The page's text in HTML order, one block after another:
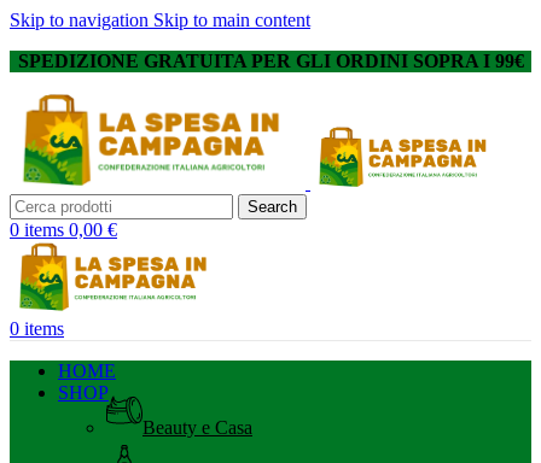
Skip to navigation Skip to main content
SPEDIZIONE GRATUITA PER GLI ORDINI SOPRA I 99€
Search
0 items 0,00 €
0 items
HOME
SHOP
Beauty e Casa